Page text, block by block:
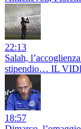
22:13
Salah,
stipendio… IL
18:57